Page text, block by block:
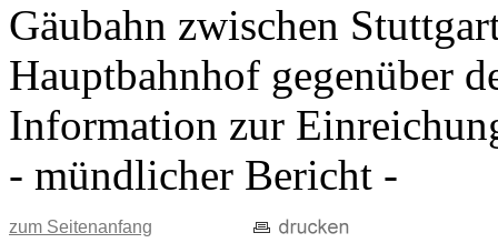
Gäubahn zwischen
Hauptbahnhof gegenüber
Information zur
- mündlicher Bericht -
zum Seitenanfang